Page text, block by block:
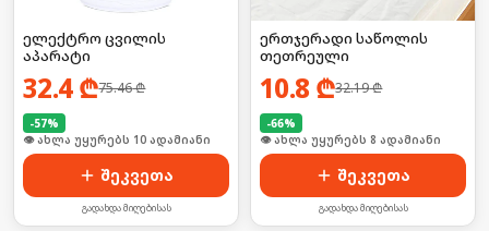
ელექტრო ცვილის
აპარატი
32.4₾75.46₾
-57%
👁 ახლა უყურებს 10 ადამიანი
შეკვეთა
გადახდა მიღებისას
ერთჯერადი საწოლის
თეთრეული
10.8 ₾32.19₾
-66%
🛒 ბოლო 24სთ-ში იყიდა 15-მა
შეკვეთა
გადახდა მიღებისას